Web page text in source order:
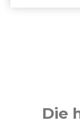
Die